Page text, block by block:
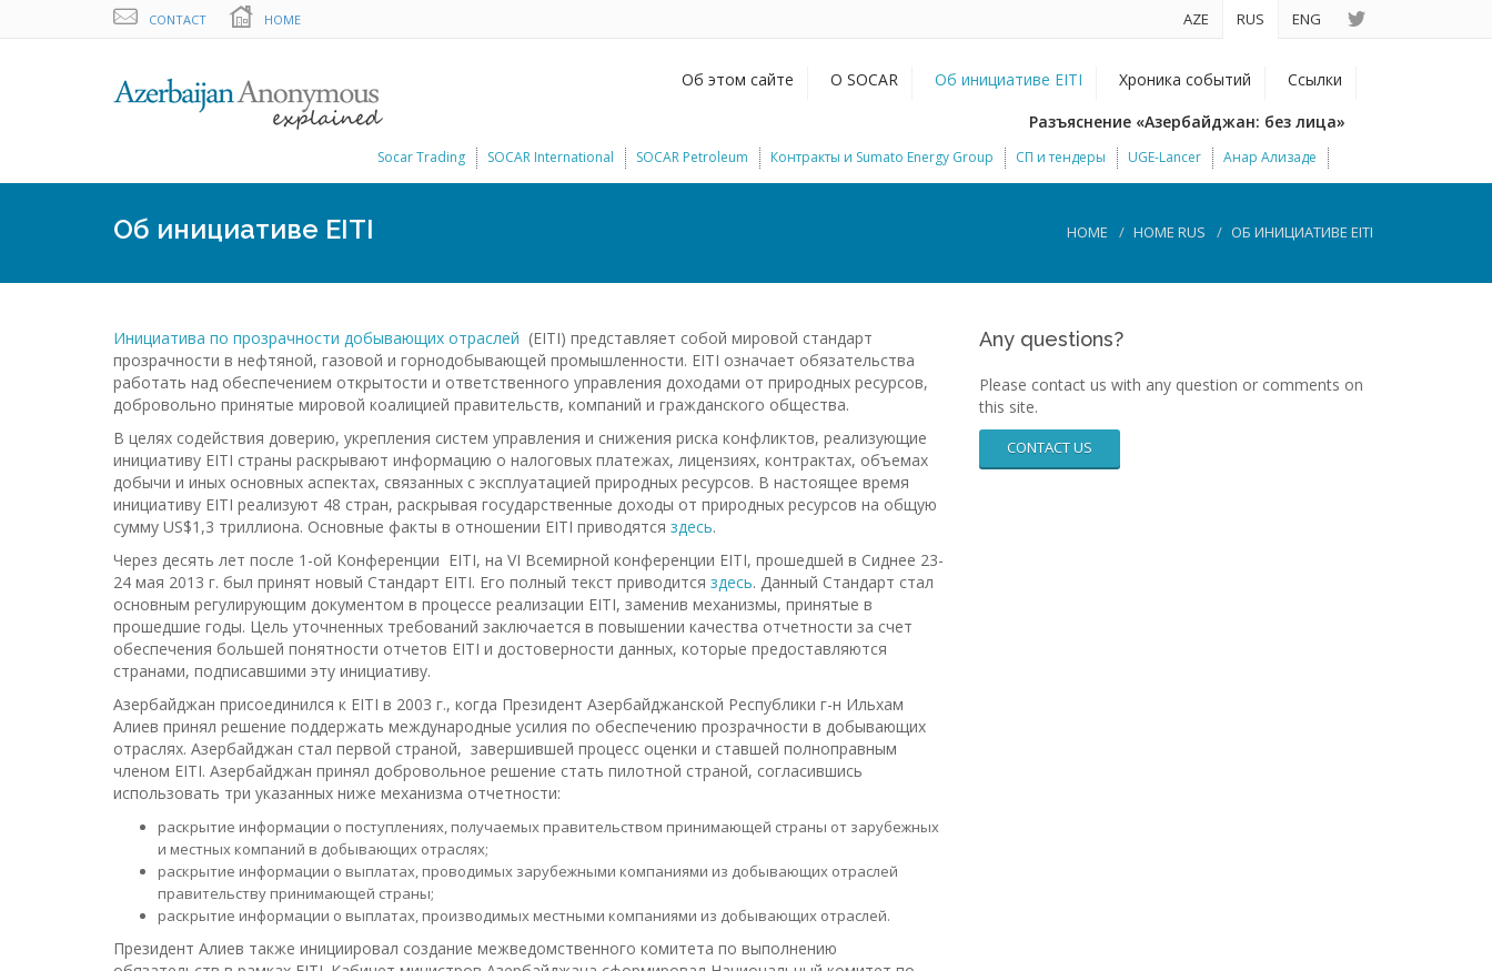
CONTACT HOME ENG
RUS
AZE
Ссылки
Хроника событий
Об инициативе EITI
О SOCAR
Об этом сайте
Разъяснение «Азербайджан: без лица»
Анар Ализаде
UGE-Lancer
СП и тендеры
Контракты и Sumato Energy Group
SOCAR Petroleum
SOCAR International
Socar Trading
Об инициативе EITI HOME HOME RUS ОБ ИНИЦИАТИВЕ EITI
Инициатива по прозрачности добывающих отраслей (EITI) представляет собой мировой стандарт
прозрачности в нефтяной, газовой и горнодобывающей промышленности. EITI означает обязательства
работать над обеспечением открытости и ответственного управления доходами от природных ресурсов,
добровольно принятые мировой коалицией правительств, компаний и гражданского общества.
В целях содействия доверию, укрепления систем управления и снижения риска конфликтов, реализующие
инициативу EITI страны раскрывают информацию о налоговых платежах, лицензиях, контрактах, объемах
добычи и иных основных аспектах, связанных с эксплуатацией природных ресурсов. В настоящее время
инициативу EITI реализуют 48 стран, раскрывая государственные доходы от природных ресурсов на общую
сумму US$1,3 триллиона. Основные факты в отношении EITI приводятся здесь.
Через десять лет после 1-ой Конференции EITI, на VI Всемирной конференции EITI, прошедшей в Сиднее 23-
24 мая 2013 г. был принят новый Стандарт EITI. Его полный текст приводится здесь. Данный Стандарт стал
основным регулирующим документом в процессе реализации EITI, заменив механизмы, принятые в
прошедшие годы. Цель уточненных требований заключается в повышении качества отчетности за счет
обеспечения большей понятности отчетов EITI и достоверности данных, которые предоставляются
странами, подписавшими эту инициативу.
Азербайджан присоединился к EITI в 2003 г., когда Президент Азербайджанской Республики г-н Ильхам
Алиев принял решение поддержать международные усилия по обеспечению прозрачности в добывающих
отраслях. Азербайджан стал первой страной, завершившей процесс оценки и ставшей полноправным
членом EITI. Азербайджан принял добровольное решение стать пилотной страной, согласившись
использовать три указанных ниже механизма отчетности:
раскрытие информации о поступлениях, получаемых правительством принимающей страны от зарубежных
и местных компаний в добывающих отраслях;
раскрытие информации о выплатах, проводимых зарубежными компаниями из добывающих отраслей
правительству принимающей страны;
раскрытие информации о выплатах, производимых местными компаниями из добывающих отраслей.
Президент Алиев также инициировал создание межведомственного комитета по выполнению
Any questions?
Please contact us with any question or comments on
this site.
CONTACT US